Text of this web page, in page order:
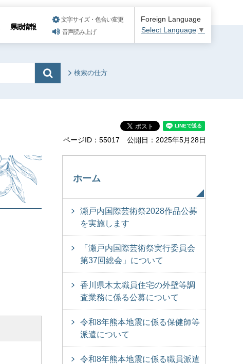
県政情報
文字サイズ・色合い変更
音声読み上げ
Foreign Language
Select Language ▼
検索の仕方
ページID：55017 公開日：2025年5月28日
ホーム
瀬戸内国際芸術祭2028作品公募
を実施します
「瀬戸内国際芸術祭実行委員会
第37回総会」について
香川県木太職員住宅の外壁等調
査業務に係る公募について
令和8年熊本地震に係る保健師等
派遣について
令和8年熊本地震に係る職員派遣